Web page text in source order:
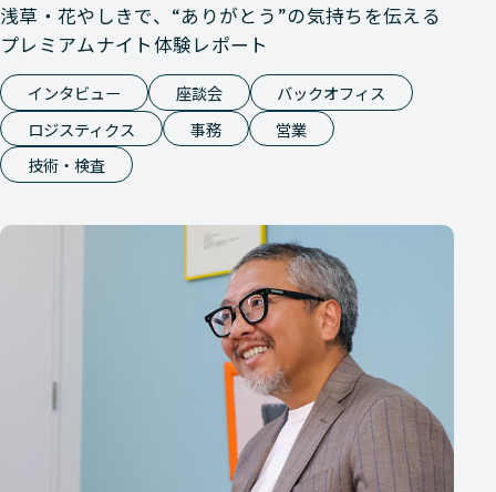
浅草・花やしきで、“ありがとう”の気持ちを伝える
プレミアムナイト体験レポート
インタビュー 座談会
バックオフィス
ロジスティクス
事務
営業
技術・検査